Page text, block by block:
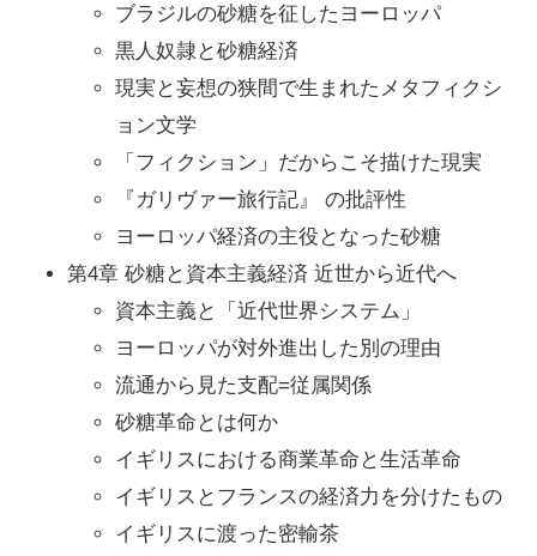
ブラジルの砂糖を征したヨーロッパ
黒人奴隷と砂糖経済
現実と妄想の狭間で生まれたメタフィクシ
ョン文学
「フィクション」だからこそ描けた現実
『ガリヴァー旅行記』 の批評性
ヨーロッパ経済の主役となった砂糖
第4章 砂糖と資本主義経済 近世から近代へ
資本主義と「近代世界システム」
ヨーロッパが対外進出した別の理由
流通から見た支配=従属関係
砂糖革命とは何か
イギリスにおける商業革命と生活革命
イギリスとフランスの経済力を分けたもの
イギリスに渡った密輸茶